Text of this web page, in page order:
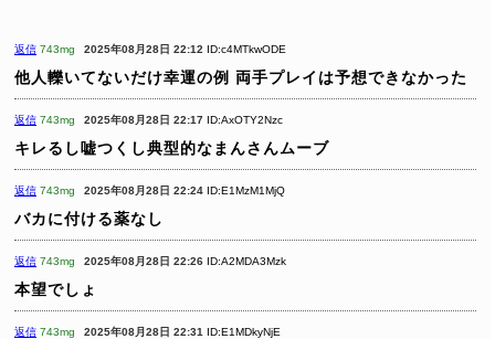
返信 743mg 2025年08月28日 22:12 ID:c4MTkwODE
他人轢いてないだけ幸運の例 両手プレイは予想できなかった
返信 743mg 2025年08月28日 22:17 ID:AxOTY2Nzc
キレるし嘘つくし典型的なまんさんムーブ
返信 743mg 2025年08月28日 22:24 ID:E1MzM1MjQ
バカに付ける薬なし
返信 743mg 2025年08月28日 22:26 ID:A2MDA3Mzk
本望でしょ
返信 743mg 2025年08月28日 22:31 ID:E1MDkyNjE